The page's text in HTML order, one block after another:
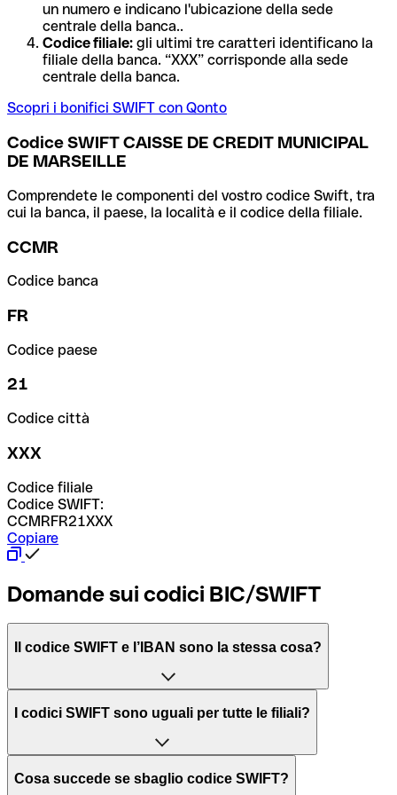
un numero e indicano l'ubicazione della sede
centrale della banca..
Codice filiale: gli ultimi tre caratteri identificano la
filiale della banca. “XXX” corrisponde alla sede
centrale della banca.
Scopri i bonifici SWIFT con Qonto
Codice SWIFT CAISSE DE CREDIT MUNICIPAL
DE MARSEILLE
Comprendete le componenti del vostro codice Swift, tra
cui la banca, il paese, la località e il codice della filiale.
CCMR
Codice banca
FR
Codice paese
21
Codice città
XXX
Codice filiale
Codice SWIFT:
CCMRFR21XXX
Copiare
Domande sui codici BIC/SWIFT
Il codice SWIFT e l’IBAN sono la stessa cosa?
L'acronimo SWIFT sta per “Society for Worldwide
per l’elaborazione dei pagamenti tra diversi Paesi.
I codici SWIFT sono uguali per tutte le filiali?
Dipende dalle banche. In alcuni casi le banche utilizzano
Cosa succede se sbaglio codice SWIFT?